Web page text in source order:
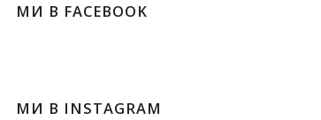
МИ В FACEBOOK
МИ В INSTAGRAM